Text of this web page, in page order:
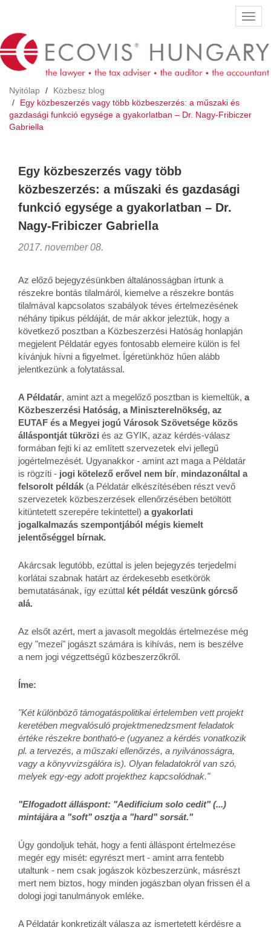
Nyitólap
Közbesz blog
Egy közbeszerzés vagy több közbeszerzés: a műszaki és
gazdasági funkció egysége a gyakorlatban – Dr. Nagy-Fribiczer
Gabriella
Egy közbeszerzés vagy több
közbeszerzés: a műszaki és gazdasági
funkció egysége a gyakorlatban – Dr.
Nagy-Fribiczer Gabriella
2017. november 08.
Az előző bejegyzésünkben általánosságban írtunk a
részekre bontás tilalmáról, kiemelve a részekre bontás
tilalmával kapcsolatos szabályok téves értelmezésének
néhány tipikus példáját, de már akkor jeleztük, hogy a
következő posztban a Közbeszerzési Hatóság honlapján
megjelent Példatár egyes fontosabb elemeire külön is fel
kívánjuk hívni a figyelmet. Ígéretünkhöz hűen alább
jelentkezünk a folytatással.
A Példatár, amint azt a megelőző posztban is kiemeltük, a
Közbeszerzési Hatóság, a Miniszterelnökség, az
EUTAF és a Megyei jogú Városok Szövetsége közös
álláspontját tükrözi és az GYIK, azaz kérdés-válasz
formában fejti ki az említett szervezetek elvi jellegű
jogértelmezését. Ugyanakkor - amint azt maga a Példatár
is rögzíti - jogi kötelező erővel nem bír, mindazonáltal a
felsorolt példák (a Példatár elkészítésében részt vevő
szervezetek közbeszerzések ellenőrzésében betöltött
kitüntetett szerepére tekintettel) a gyakorlati
jogalkalmazás szempontjából mégis kiemelt
jelentőséggel bírnak.
Akárcsak legutóbb, ezúttal is jelen bejegyzés terjedelmi
korlátai szabnak határt az érdekesebb esetkörök
bemutatásának, így ezúttal két példát veszünk górcső
alá.
Az elsőt azért, mert a javasolt megoldás értelmezése még
egy "mezei" jogászt számára is kihívás, nem is beszélve
a nem jogi végzettségű közbeszerzőkről.
Íme:
"Két különböző támogatáspolitikai értelemben vett projekt
keretében megvalósuló projektmenedzsment feladatok
értéke részekre bontható-e (ugyanez a kérdés vonatkozik
pl. a tervezés, a műszaki ellenőrzés, a nyilvánosságra,
vagy a könyvvizsgálóra is). Olyan feladatokról van szó,
melyek egy-egy adott projekthez kapcsolódnak."
"Elfogadott álláspont: "Aedificium solo cedit" (...)
mintájára a "soft" osztja a "hard" sorsát."
Úgy gondoljuk tehát, hogy a fenti álláspont értelmezése
megér egy misét: egyrészt mert - amint arra fentebb
utaltunk - nem csak jogászok közbeszerzünk, másrészt
mert nem biztos, hogy minden jogászban olyan frissen él a
dologi jogi tanulmányok emléke.
A Példatár konkretizált válasza az ismertetett kérdésre a